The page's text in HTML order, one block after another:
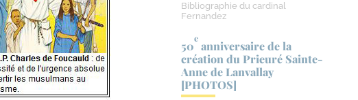
Bibliographie du cardinal
Fernandez
50
e
anniversaire de la
création du Prieuré Sainte-​
Anne de Lanvallay
[PHOTOS]